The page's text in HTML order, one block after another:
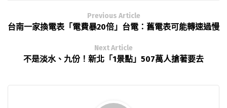
Previous Article
台南一家換電表「電費暴20倍」台電：舊電表可能轉速過慢
Next Article
不是淡水、九份！新北「1景點」507萬人搶著要去